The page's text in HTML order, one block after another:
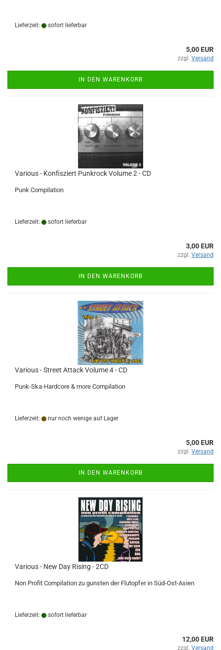
Lieferzeit: sofort lieferbar
5,00 EUR
zzgl. Versand
IN DEN WARENKORB
Various - Konfisziert Punkrock Volume 2 - CD
Punk Compilation
Lieferzeit: sofort lieferbar
3,00 EUR
zzgl. Versand
IN DEN WARENKORB
Various - Street Attack Volume 4 - CD
Punk-Ska-Hardcore & more Compilation
Lieferzeit: nur noch wenige auf Lager
5,00 EUR
zzgl. Versand
IN DEN WARENKORB
Various - New Day Rising - 2CD
Non Profit Compilation zu gunsten der Flutopfer in Süd-Ost-Asien
Lieferzeit: sofort lieferbar
12,00 EUR
zzgl. Versand